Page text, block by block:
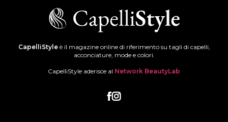
CapelliStyleè il magazine online di riferimento su tagli di capelli,
acconciature, mode e colori.
CapelliStyle aderisce al Network BeautyLab